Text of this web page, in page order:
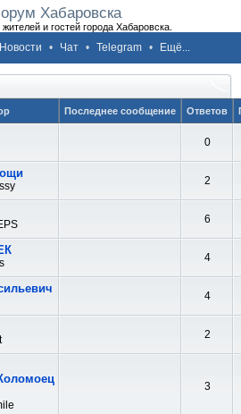
Хабаровска
и гостей города Хабаровска.
Новости • Чат • Telegram • Ещё...
Последнее сообщение Ответов
0
2
6
4
4
2
3